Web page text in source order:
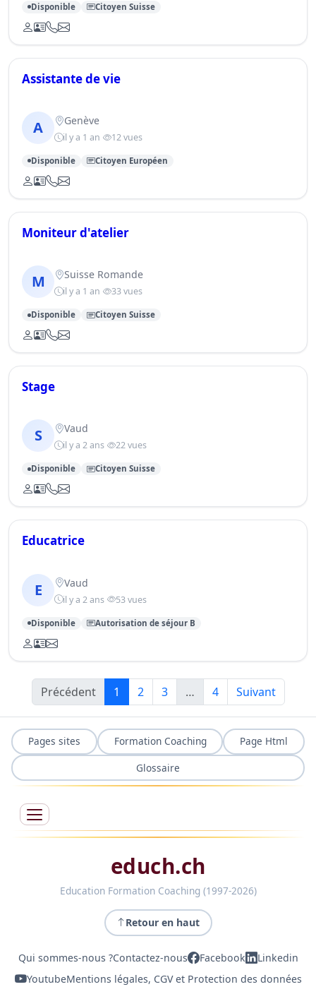
Disponible Citoyen Suisse
Assistante de vie
A Genève
il y a 1 an 12 vues
Disponible Citoyen Européen
Moniteur d'atelier
M Suisse Romande
il y a 1 an 33 vues
Disponible Citoyen Suisse
Stage
S Vaud
il y a 2 ans 22 vues
Disponible Citoyen Suisse
Educatrice
E Vaud
il y a 2 ans 53 vues
Disponible Autorisation de séjour B
Précédent 1 2 3 … 4 Suivant
Pages sites Formation Coaching
Page Html
Glossaire
educh.ch
Education Formation Coaching (1997-2026)
Retour en haut
Qui sommes-nous ?Contactez-nous Facebook
Linkedin
YoutubeMentions légales, CGV et Protection des données